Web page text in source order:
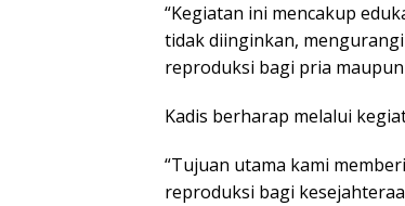
“Kegiatan ini mencakup
tidak diinginkan,
reproduksi bagi pria
Kadis berharap melalui
“Tujuan utama kami
reproduksi bagi